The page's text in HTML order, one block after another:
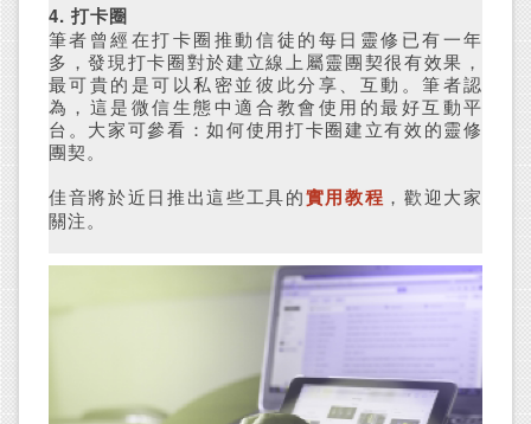
4. 打卡圈
筆者曾經在打卡圈推動信徒的每日靈修已有一年
多，發現打卡圈對於建立線上屬靈團契很有效果，
最可貴的是可以私密並彼此分享、互動。筆者認
為，這是微信生態中適合教會使用的最好互動平
台。大家可參看：如何使用打卡圈建立有效的靈修
團契。
佳音將於近日推出這些工具的實用教程 ，歡迎大家
關注。